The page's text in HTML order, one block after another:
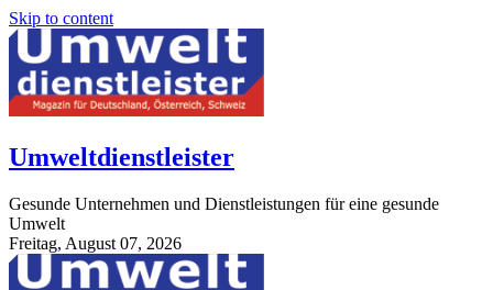
Skip to content
Umweltdienstleister
Gesunde Unternehmen und Dienstleistungen für eine gesunde
Umwelt
Freitag, August 07, 2026
StuttgartApotheke.com